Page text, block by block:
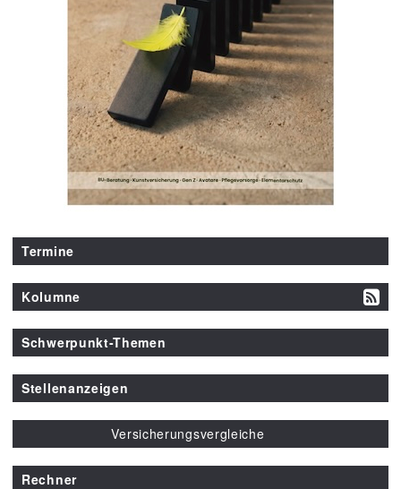
Termine
Kolumne
Schwerpunkt-Themen
Stellenanzeigen
Versicherungsvergleiche
Rechner